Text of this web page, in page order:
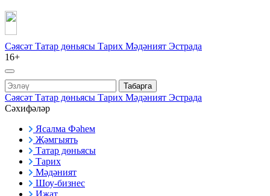
Сәясәт Татар дөньясы Тарих Мәдәният Эстрада
16+
Табарга
Сәясәт Татар дөньясы Тарих Мәдәният Эстрада
Сәхифәләр
Ясалма Фәһем
Җәмгыять
Татар дөньясы
Тарих
Мәдәният
Шоу-бизнес
Иҗат